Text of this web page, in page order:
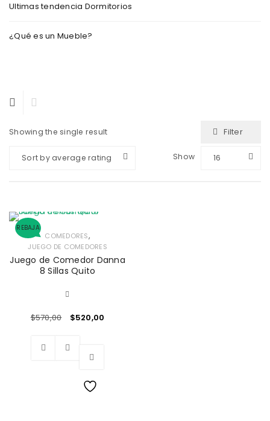
Ultimas tendencia Dormitorios
¿Qué es un Mueble?
Showing the single result Filter
Sort by average rating Show 16
REBAJA
COMEDORES,
JUEGO DE COMEDORES
Juego de Comedor Danna
8 Sillas Quito
$570,00 $520,00